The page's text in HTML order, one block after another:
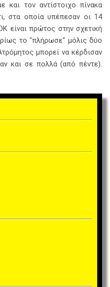
και τον αντίστοιχο πίνακα
στα οποία υπέπεσαν οι 14
είναι πρώτος στην σχετική
το "πλήρωσε" μόλις δύο
μπορεί να κέρδισαν
και σε πολλά (από πέντε).